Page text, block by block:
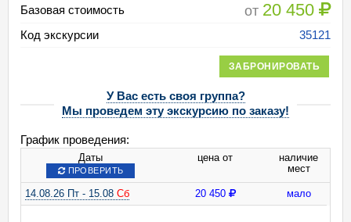
Базовая стоимость от 20 450
Код экскурсии 35121
ЗАБРОНИРОВАТЬ
У Вас есть своя группа?
Мы проведем эту экскурсию по заказу!
График проведения:
Даты
ПРОВЕРИТЬ
цена от
наличие
мест
14.08.26 Пт - 15.08 Сб 20 450 мало